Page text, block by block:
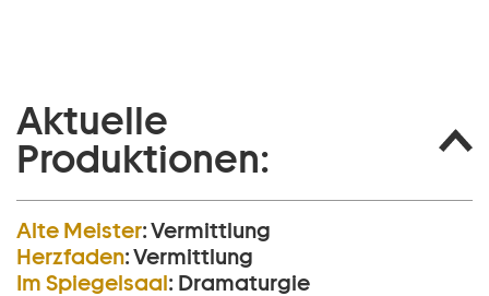
Aktuelle
Produktionen:
Alte Meister:Vermittlung
Herzfaden:Vermittlung
Im Spiegelsaal: Dramaturgie